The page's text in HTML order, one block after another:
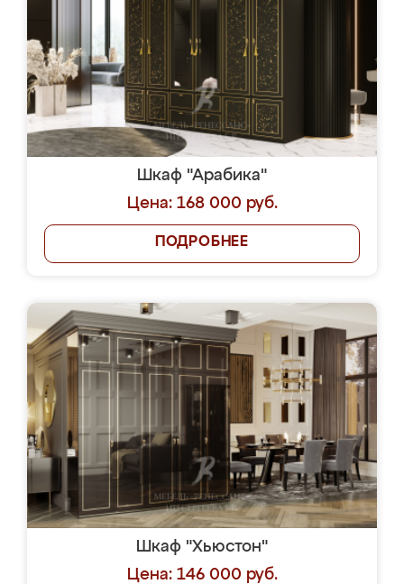
Шкаф "Арабика"
Цена: 168 000 руб.
ПОДРОБНЕЕ
Шкаф "Хьюстон"
Цена: 146 000 руб.